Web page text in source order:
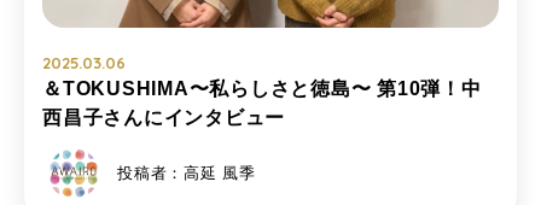
2025.03.06
＆TOKUSHIMA〜私らしさと徳島〜 第10弾！中
西昌子さんにインタビュー
投稿者：高延 風季